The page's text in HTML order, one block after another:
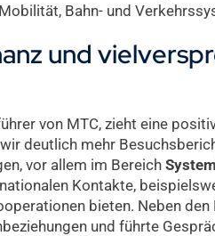
Bahn- und
und
von MTC, zieht eine
deutlich mehr
vor allem im Bereich
Kontakte,
bieten. Neben
und führte